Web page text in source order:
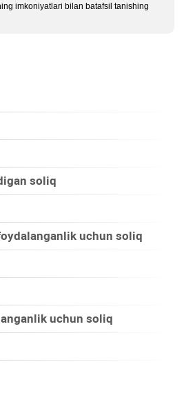
imkoniyatlari bilan batafsil tanishing
soliq
uchun soliq
uchun soliq